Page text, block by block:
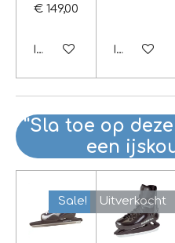
€ 149,00
In winkelwagenIn
''Sla toe op
een
Sale! Uitverkocht